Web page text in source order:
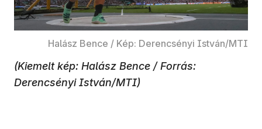
Halász Bence / Kép: Derencsényi István/MTI
(Kiemelt kép: Halász Bence / Forrás:
Derencsényi István/MTI)